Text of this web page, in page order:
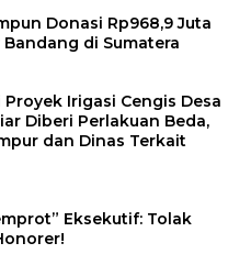
Donasi Rp968,9 Juta
di Sumatera
Irigasi Cengis Desa
Diberi Perlakuan Beda,
dan Dinas Terkait
Eksekutif: Tolak